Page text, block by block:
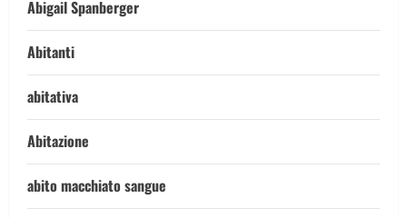
Abigail Spanberger
Abitanti
abitativa
Abitazione
abito macchiato sangue